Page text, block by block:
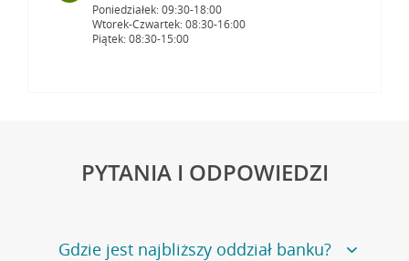
Poniedziałek: 09:30-18:00
Wtorek-Czwartek: 08:30-16:00
Piątek: 08:30-15:00
PYTANIA I ODPOWIEDZI
Gdzie jest najbliższy oddział banku?